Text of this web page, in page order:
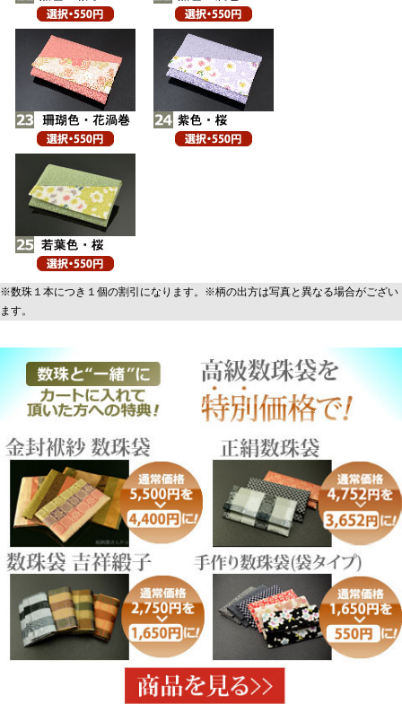
※数珠１本につき１個の割引になります。※柄の出方は写真と異なる場合がござい
ます。